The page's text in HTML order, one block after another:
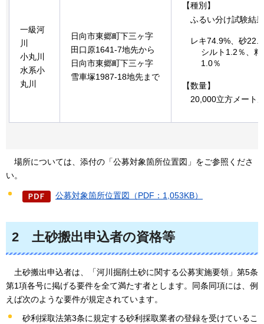
一級河
川
小丸川
水系小
丸川
日向市東郷町下三ヶ字
田口原1641-7地先から
日向市東郷町下三ヶ字
雪車塚1987-18地先まで
【種別】
ふるい分け試験結果
レキ74.9%、砂
シルト1.2％、
1.0％
【数量】
20,000立方メート
場所については、添付の「公募対象箇所位置図」をご参照くださ
い。
公募対象箇所位置図（PDF：1,053KB）
2 土砂搬出申込者の資格等
土砂搬出申込者は、「河川掘削土砂に関する公募実施要領」第5条
第1項各号に掲げる要件を全て満たす者とします。同条同項には、例
えば次のような要件が規定されています。
砂利採取法第3条に規定する砂利採取業者の登録を受けているこ